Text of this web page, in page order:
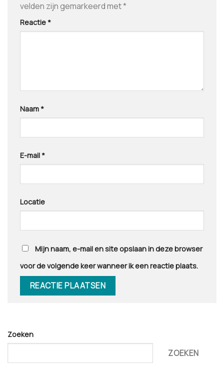
velden zijn gemarkeerd met*
Reactie *
Naam *
E-mail *
Locatie
Mijn naam, e-mail en site opslaan in deze browser
voor de volgende keer wanneer ik een reactie plaats.
Zoeken
ZOEKEN